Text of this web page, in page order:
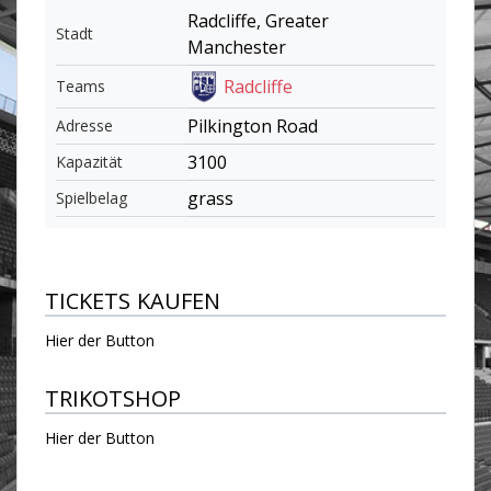
Stadt
Radcliffe, Greater
Manchester
Teams Radcliffe
Adresse Pilkington Road
Kapazität 3100
Spielbelag grass
TICKETS KAUFEN
Hier der Button
TRIKOTSHOP
Hier der Button